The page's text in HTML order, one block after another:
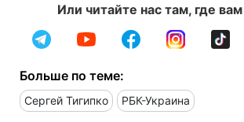
Или читайте нас там, где
Больше по теме:
Сергей Тигипко РБК-Украина